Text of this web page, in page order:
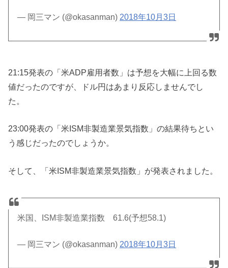
— 岡三マン (@okasanman) 2018年10月3日
21:15発表の「米ADP雇用者数」は予想を大幅に上回る数
値だったのですが、ドル円はあまり反応しませんでし
た。
23:00発表の「米ISM非製造業景気指数」の結果待ちとい
う感じだったのでしょうか。
そして、「米ISM非製造業景気指数」が発表されました。
米国、ISM非製造業指数 61.6(予想58.1)
— 岡三マン (@okasanman) 2018年10月3日